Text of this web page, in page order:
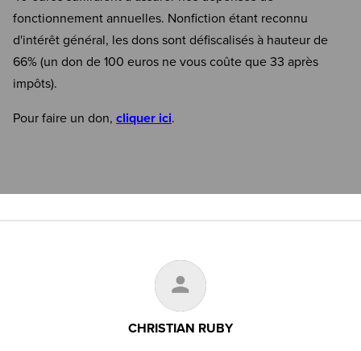
fonctionnement annuelles. Nonfiction étant reconnu
d'intérêt général, les dons sont défiscalisés à hauteur de
66% (un don de 100 euros ne vous coûte que 33 après
impôts).
Pour faire un don, cliquer ici.
CHRISTIAN RUBY